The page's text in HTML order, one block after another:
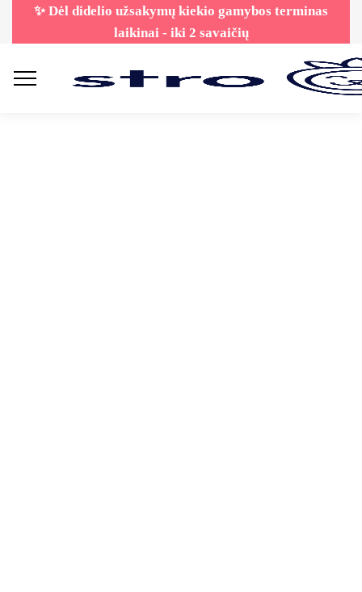
✨ Dėl didelio užsakymų kiekio gamybos terminas
laikinai - iki 2 savaičių